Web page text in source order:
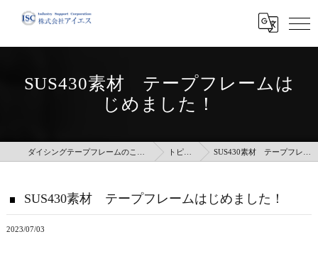
SUS430素材 テープフレームは
じめました！
トピックス SUS430素材 テープフレームはじめました！
SUS430素材 テープフレームはじめました！
2023/07/03